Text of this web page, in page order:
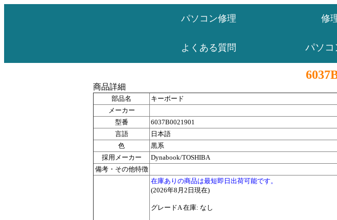
パソコン修理 修
よくある質問 パソコ
商品詳細
部品名
キーボード
メーカー
型番
6037B0021901
言語
日本語
色
黒系
採用メーカー
Dynabook/TOSHIBA
備考・その他特徴
在庫ありの商品は最短即日出荷可能です。
(2026年8月2日現在)
グレードA 在庫: なし